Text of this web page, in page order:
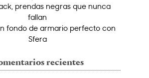
prendas negras que nunca
fallan
fondo de armario perfecto con
Sfera
recientes